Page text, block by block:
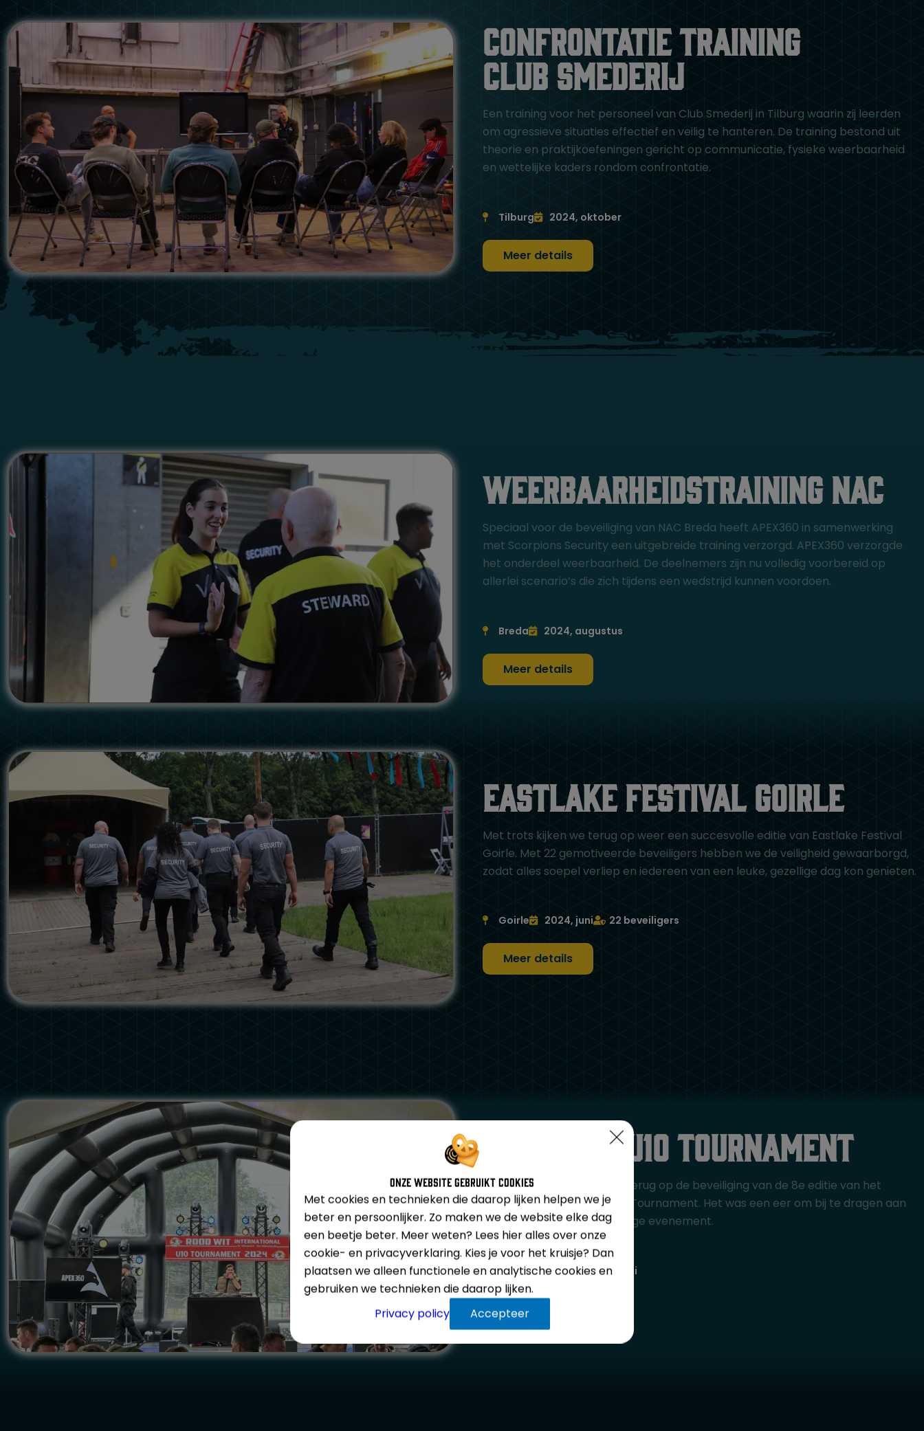
Confrontatie training
club smederij
Een training voor het personeel van Club Smederij in Tilburg waarin zij leerden
om agressieve situaties effectief en veilig te hanteren. De training bestond uit
theorie en praktijkoefeningen gericht op communicatie, fysieke weerbaarheid
en wettelijke kaders rondom confrontatie.
Tilburg 2024, oktober
Meer details
Weerbaarheidstraining NAC
Speciaal voor de beveiliging van NAC Breda heeft APEX360 in samenwerking
met Scorpions Security een uitgebreide training verzorgd. APEX360 verzorgde
het onderdeel weerbaarheid. De deelnemers zijn nu volledig voorbereid op
allerlei scenario’s die zich tijdens een wedstrijd kunnen voordoen.
Breda 2024, augustus
Meer details
Eastlake festival goirle
Met trots kijken we terug op weer een succesvolle editie van Eastlake Festival
Goirle. Met 22 gemotiveerde beveiligers hebben we de veiligheid gewaarborgd,
zodat alles soepel verliep en iedereen van een leuke, gezellige dag kon genieten.
Goirle 2024, juni 22 beveiligers
Meer details
Rood-wit u10 tournament
We kijken met veel plezier terug op de beveiliging van de 8e editie van het
Rood-Wit International U10 Tournament. Het was een eer om bij te dragen aan
de veiligheid van dit geweldige evenement.
Sint Willebrord 2024, juni
Meer details
Onze website gebruikt cookies
Met cookies en technieken die daarop lijken helpen we je
beter en persoonlijker. Zo maken we de website elke dag
een beetje beter. Meer weten? Lees hier alles over onze
cookie- en privacyverklaring. Kies je voor het kruisje? Dan
plaatsen we alleen functionele en analytische cookies en
gebruiken we technieken die daarop lijken.
Privacy policy
Accepteer